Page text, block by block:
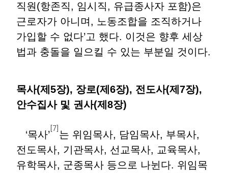
직원(항존직, 임시직, 유급종사자 포함)은
근로자가 아니며, 노동조합을 조직하거나
가입할 수 없다’고 했다. 이것은 향후 세상
법과 충돌을 일으킬 수 있는 부분일 것이다.
목사(제5장), 장로(제6장), 전도사(제7장),
안수집사 및 권사(제8장)
‘목사’
[7]
는 위임목사, 담임목사, 부목사,
전도목사, 기관목사, 선교목사, 교육목사,
유학목사, 군종목사 등으로 나뉜다. 위임목